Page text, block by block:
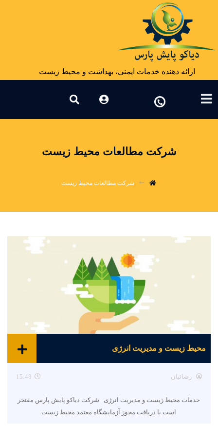
ارائه دهنده خدمات ایمنی، بهداشت و محیط زیست
شرکت مطالعات محیط زیست
شرکت مطالعات محیط زیست
محیط زیست و مدیریت انرژی
رضائیان 15:48
خدمات محیط زیست و مدیریت انرژی شرکت دیاکو پایش پارس مفتخر
است با دریافت مجوز آزمایشگاه معتمد محیط زیست